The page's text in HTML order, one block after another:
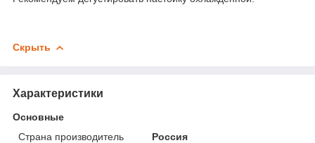
Скрыть
Характеристики
Основные
Страна производитель
Россия